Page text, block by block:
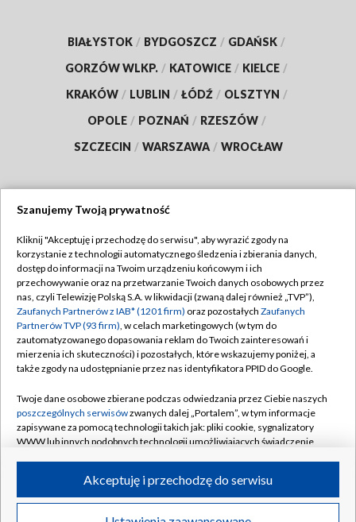
BIAŁYSTOK / BYDGOSZCZ / GDAŃSK /
GORZÓW WLKP. / KATOWICE / KIELCE /
KRAKÓW / LUBLIN / ŁÓDŹ / OLSZTYN /
OPOLE / POZNAŃ / RZESZÓW /
SZCZECIN / WARSZAWA / WROCŁAW
TVP
Abonament TVP
Emisja w TVP
Centrum informacji TVP
Naziemna Telewizja Cyfrowa
Rada Programowa
System NOS
Informacje o nadawcy
Program dla prasy
Regulamin TVP
Polityka prywatności
Moje zgody
Pomoc
Kontakt
Kanały
©2026 Telewizja Polska S.A. w likwidacji
Szanujemy Twoją prywatność
Kliknij "Akceptuję i przechodzę do serwisu", aby wyrazić zgody na
korzystanie z technologii automatycznego śledzenia i zbierania danych,
dostęp do informacji na Twoim urządzeniu końcowym i ich
przechowywanie oraz na przetwarzanie Twoich danych osobowych przez
nas, czyli Telewizję Polską S.A. w likwidacji (zwaną dalej również „TVP”),
Zaufanych Partnerów z IAB* (1201 firm) oraz pozostałych Zaufanych
Partnerów TVP (93 firm), w celach marketingowych (w tym do
zautomatyzowanego dopasowania reklam do Twoich zainteresowań i
mierzenia ich skuteczności) i pozostałych, które wskazujemy poniżej, a
także zgody na udostępnianie przez nas identyfikatora PPID do Google.
Twoje dane osobowe zbierane podczas odwiedzania przez Ciebie naszych
poszczególnych serwisówzwanych dalej „Portalem”, w tym informacje
zapisywane za pomocą technologii takich jak: pliki cookie, sygnalizatory
WWW lub innych podobnych technologii umożliwiających świadczenie
ruchu w Internecie.
Twoje dane osobowe zbierane podczas odwiedzania przez Ciebie
Akceptuję i przechodzę do serwisu